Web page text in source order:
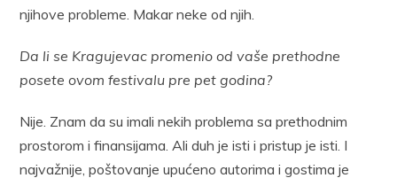
njihove probleme. Makar neke od njih.
Da li se Kragujevac promenio od vaše prethodne
posete ovom festivalu pre pet godina?
Nije. Znam da su imali nekih problema sa prethodnim
prostorom i finansijama. Ali duh je isti i pristup je isti. I
najvažnije, poštovanje upućeno autorima i gostima je